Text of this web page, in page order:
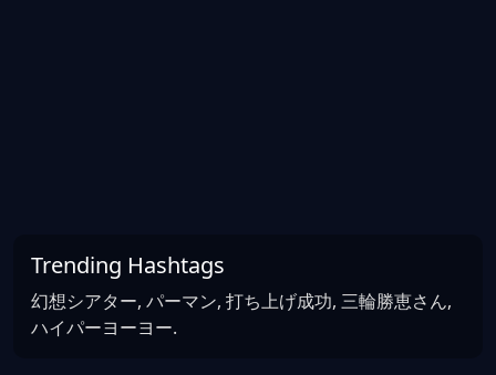
Trending Hashtags
幻想シアター, パーマン, 打ち上げ成功, 三輪勝恵さん,
ハイパーヨーヨー.